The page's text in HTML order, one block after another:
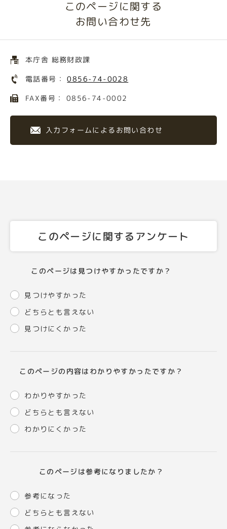
このページに関する
お問い合わせ先
本庁舎 総務財政課
電話番号：0856-74-0028
FAX番号： 0856-74-0002
入力フォームによるお問い合わせ
このページに関するアンケート
このページは見つけやすかったですか？
見つけやすかった
どちらとも言えない
見つけにくかった
このページの内容はわかりやすかったですか？
わかりやすかった
どちらとも言えない
わかりにくかった
このページは参考になりましたか？
参考になった
どちらとも言えない